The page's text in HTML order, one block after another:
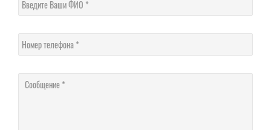
Номер телефона